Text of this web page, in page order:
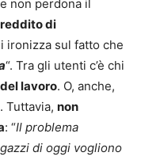
non perdona il
di
ironizza sul fatto che
“. Tra gli utenti c’è chi
lavoro. O, anche,
. Tuttavia, non
: “Il problema
di oggi vogliono